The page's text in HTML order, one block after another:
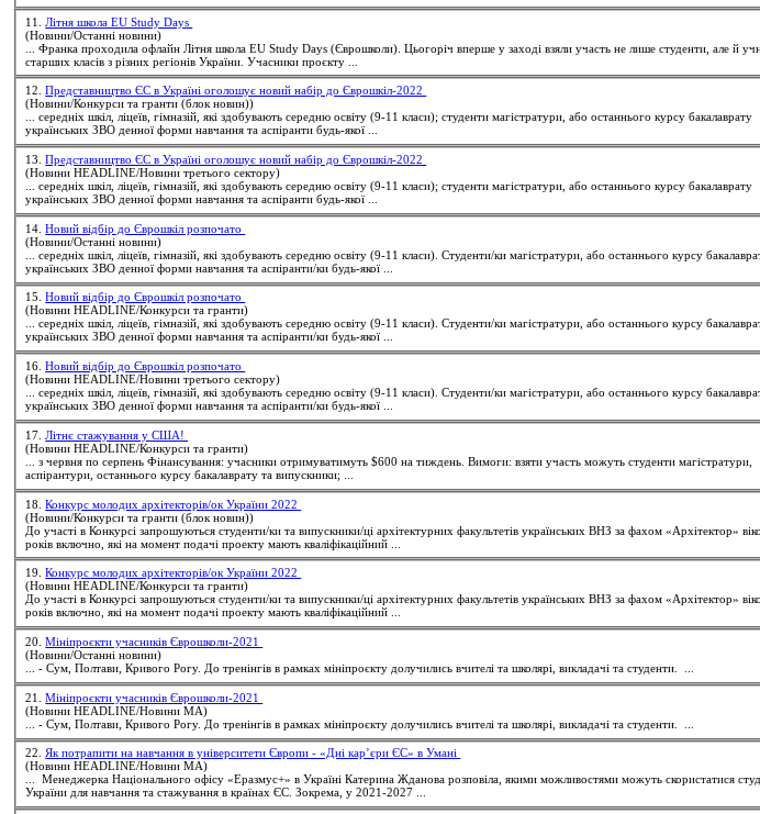
11.Літня школа EU Study Days
(Новини/Останні новини)
... Франка проходила офлайн Літня школа EU Study Days (Єврошколи). Цьогоріч вперше у заході взяли участь не лишестуденти , але й
старших класів з різних регіонів України. Учасники проєкту ...
12.Представництво ЄC в Україні оголошує новий набір до Єврошкіл-2022
(Новини/Конкурси та гранти (блок новин))
... середніх шкіл, ліцеїв, гімназій, які здобувають середню освіту (9-11 класи);студенти магістратури, або останнього курсу бакалаврату
українських ЗВО денної форми навчання та аспіранти будь-якої ...
13.Представництво ЄC в Україні оголошує новий набір до Єврошкіл-2022
(Новини HEADLINE/Новини третього сектору)
... середніх шкіл, ліцеїв, гімназій, які здобувають середню освіту (9-11 класи);студенти магістратури, або останнього курсу бакалаврату
українських ЗВО денної форми навчання та аспіранти будь-якої ...
14.Новий відбір до Єврошкіл розпочато
(Новини/Останні новини)
... середніх шкіл, ліцеїв, гімназій, які здобувають середню освіту (9-11 класи).Студенти/ки магістратури, або останнього курсу
українських ЗВО денної форми навчання та аспіранти/ки будь-якої ...
15.Новий відбір до Єврошкіл розпочато
(Новини HEADLINE/Конкурси та гранти)
... середніх шкіл, ліцеїв, гімназій, які здобувають середню освіту (9-11 класи).Студенти/ки магістратури, або останнього курсу
українських ЗВО денної форми навчання та аспіранти/ки будь-якої ...
16.Новий відбір до Єврошкіл розпочато
(Новини HEADLINE/Новини третього сектору)
... середніх шкіл, ліцеїв, гімназій, які здобувають середню освіту (9-11 класи).Студенти/ки магістратури, або останнього курсу
українських ЗВО денної форми навчання та аспіранти/ки будь-якої ...
17.Літнє стажування у США!
(Новини HEADLINE/Конкурси та гранти)
... з червня по серпень Фінансування: учасники отримуватимуть $600 на тиждень. Вимоги: взяти участь можутьстуденти магістратури,
аспірантури, останнього курсу бакалаврату та випускники; ...
18.Конкурс молодих архітекторів/ок України 2022
(Новини/Конкурси та гранти (блок новин))
До участі в Конкурсі запрошуютьсястуденти/ки та випускники/ці архітектурних факультетів українських ВНЗ за фахом «Архітектор»
років включно, які на момент подачі проекту мають кваліфікаційний ...
19.Конкурс молодих архітекторів/ок України 2022
(Новини HEADLINE/Конкурси та гранти)
До участі в Конкурсі запрошуютьсястуденти/ки та випускники/ці архітектурних факультетів українських ВНЗ за фахом «Архітектор»
років включно, які на момент подачі проекту мають кваліфікаційний ...
20.Мініпроєкти учасників Єврошколи-2021
(Новини/Останні новини)
... - Сум, Полтави, Кривого Рогу. До тренінгів в рамках мініпроєкту долучились вчителі та школярі, викладачі тастуденти
21.Мініпроєкти учасників Єврошколи-2021
(Новини HEADLINE/Новини МА)
... - Сум, Полтави, Кривого Рогу. До тренінгів в рамках мініпроєкту долучились вчителі та школярі, викладачі тастуденти
22.Як потрапити на навчання в університети Європи - «Дні кар’єри ЄС» в Умані
(Новини HEADLINE/Новини МА)
... Менеджерка Національного офісу «Еразмус+» в Україні Катерина Жданова розповіла, якими можливостями можуть скористатися
України для навчання та стажування в країнах ЄС. Зокрема, у 2021-2027 ...